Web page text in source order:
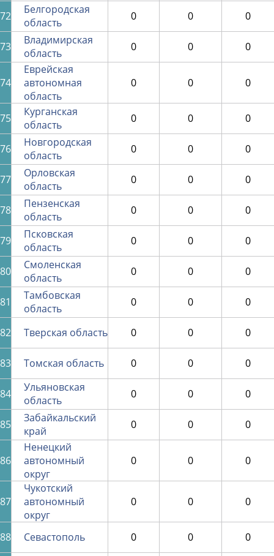
72
Белгородская
область
0 0 0
73
Владимирская
область
0 0 0
74
Еврейская
автономная
область
0 0 0
75
Курганская
область
0 0 0
76
Новгородская
область
0 0 0
77
Орловская
область
0 0 0
78
Пензенская
область
0 0 0
79
Псковская
область
0 0 0
80
Смоленская
область
0 0 0
81
Тамбовская
область
0 0 0
82 Тверская область 0 0 0
83 Томская область 0 0 0
84
Ульяновская
область
0 0 0
85
Забайкальский
край
0 0 0
86
Ненецкий
автономный
округ
0 0 0
87
Чукотский
автономный
округ
0 0 0
88 Севастополь 0 0
0